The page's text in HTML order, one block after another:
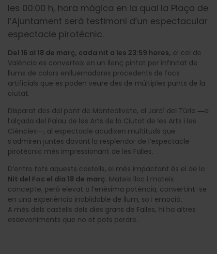
les 00:00 h, hora màgica en la qual la Plaça de
l’Ajuntament serà testimoni d’un espectacular
espectacle pirotècnic.
Del 16 al 18 de març, cada nit a les 23:59 hores, el cel de
València es converteix en un llenç pintat per infinitat de
llums de colors enlluernadores procedents de focs
artificials que es poden veure des de múltiples punts de la
ciutat.
Disparat des del pont de Monteolivete, al Jardí del Túria ―a
l’alçada del Palau de les Arts de la Ciutat de les Arts i les
Ciències―, al espectacle acudixen multituds que
s’admiren juntes davant la resplendor de l’espectacle
pirotècnic més impressionant de les Falles.
D’entre tots aquests castells, el més impactant és el de la
Nit del Foc el dia 18 de març. Mateix lloc i mateix
concepte, però elevat a l’enèsima potència, convertint-se
en una experiència inoblidable de llum, so i emoció.
A més dels castells dels dies grans de Falles, hi ha altres
esdeveniments que no et pots perdre.